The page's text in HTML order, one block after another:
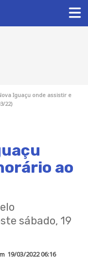
Iguaçu onde assistir e
22)
ao
sábado, 19
19/03/2022 06:16